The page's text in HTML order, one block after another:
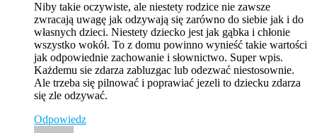
Niby takie oczywiste, ale niestety rodzice nie zawsze
zwracają uwagę jak odzywają się zarówno do siebie jak i do
własnych dzieci. Niestety dziecko jest jak gąbka i chłonie
wszystko wokół. To z domu powinno wynieść takie wartości
jak odpowiednie zachowanie i słownictwo. Super wpis.
Każdemu sie zdarza zabluzgac lub odezwać niestosownie.
Ale trzeba się pilnować i poprawiać jezeli to dziecku zdarza
się zle odzywać.
Odpowiedz